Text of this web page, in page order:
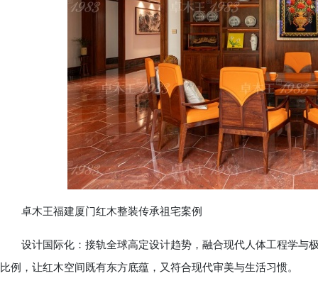
卓木王福建厦门红木整装传承祖宅案例
设计国际化：接轨全球高定设计趋势，融合现代人体工程学与
比例，让红木空间既有东方底蕴，又符合现代审美与生活习惯。